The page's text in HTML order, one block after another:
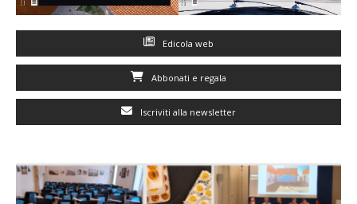
Edicola web
Abbonati e regala
Iscriviti alla newsletter